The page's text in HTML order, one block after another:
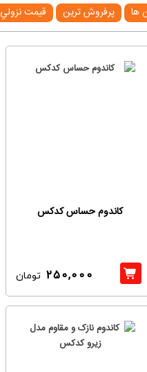
ها پرفروش ترين قيمت نزولي
کاندوم حساس کدکس
250,000 تومان